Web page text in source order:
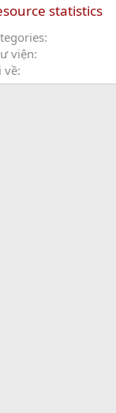
statistics
viện
về